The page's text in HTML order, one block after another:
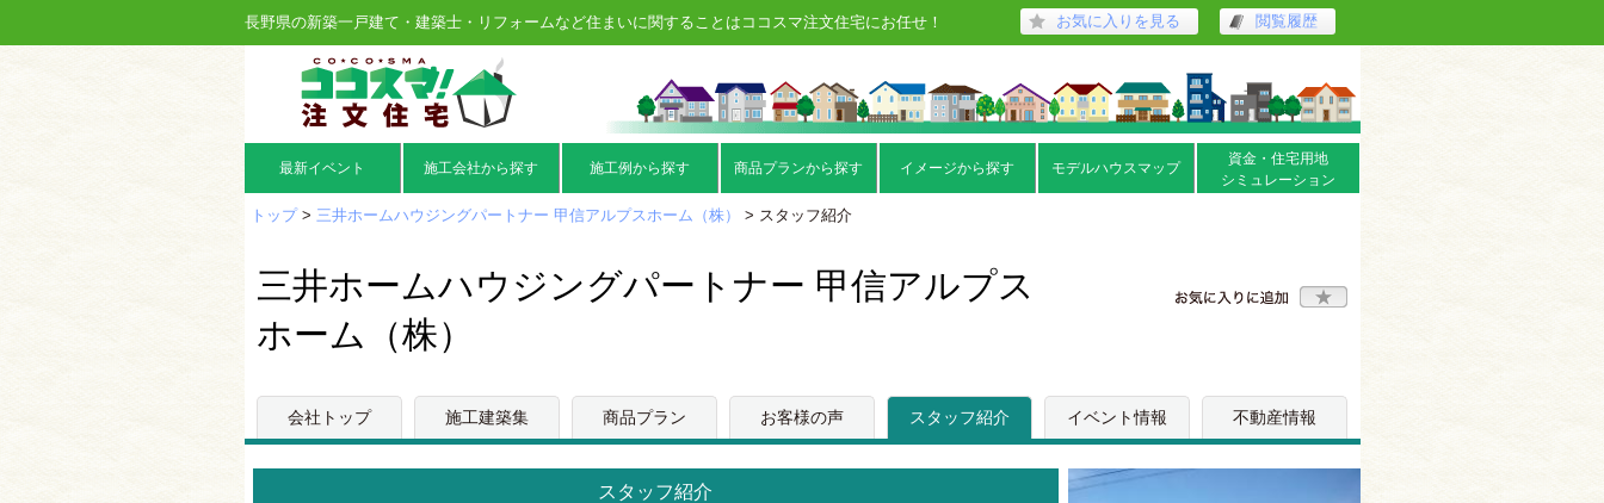
長野県の新築一戸建て・建築士・リフォームなど住まいに関することはココスマ注文住宅にお任せ！ お気に入りを見る 閲覧履歴
最新イベント 施工会社から探す 施工例から探す 商品プランから探す イメージから探す モデルハウスマップ
資金・住宅用地
シミュレーション
トップ> 三井ホームハウジングパートナー 甲信アルプスホーム（株） > スタッフ紹介
三井ホームハウジングパートナー 甲信アルプス
ホーム（株）
会社トップ 施工建築集 商品プラン お客様の声 スタッフ紹介 イベント情報 不動産情報
スタッフ紹介